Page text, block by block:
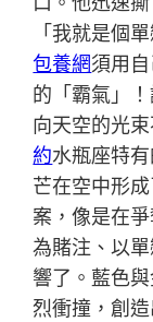
「我就是個
包養網須用
的「霸氣」
向天空的光
約水瓶座特
芒在空中形
案，像是在
為賭注、以
響了。藍色
烈衝撞，創